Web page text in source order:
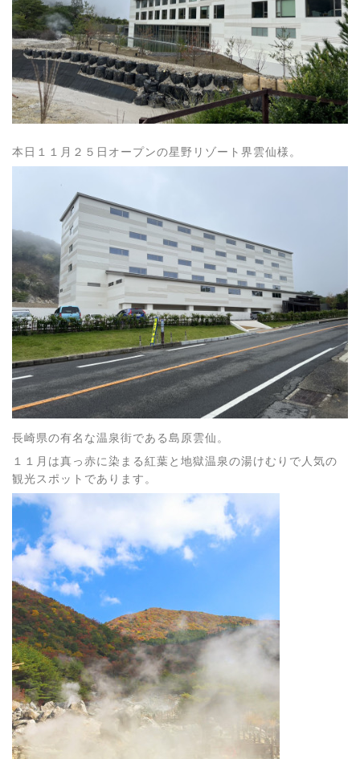
本日１１月２５日オープンの星野リゾート界雲仙様。
長崎県の有名な温泉街である島原雲仙。
１１月は真っ赤に染まる紅葉と地獄温泉の湯けむりで人気の
観光スポットであります。